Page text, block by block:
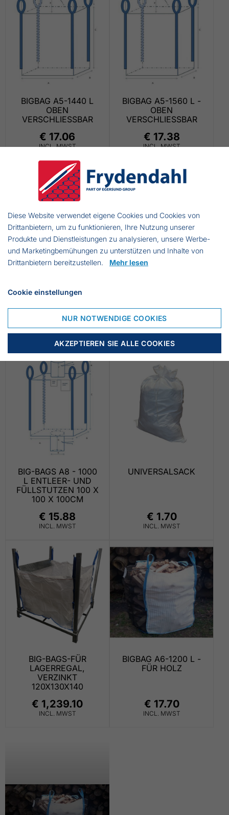
BIGBAG A5-1440 L
OBEN
VERSCHLIESSBAR
€ 17.06
INCL. MWST
BIGBAG A5-1560 L -
OBEN
VERSCHLIESSBAR
€ 17.38
INCL. MWST
ASBEST
MIT INNER- LINER
€ 19.93
INCL. MWST
130 X 120 X 110 CM.
€ 24.90
INCL. MWST
BIG-BAGS A8 - 1000
L ENTLEER- UND
FÜLLSTUTZEN 100 X
100 X 100CM
€ 15.88
INCL. MWST
UNIVERSALSACK
€ 1.70
INCL. MWST
BIG-BAGS-FÜR
LAGERREGAL,
VERZINKT
120X130X140
€ 1,239.10
INCL. MWST
BIGBAG A6-1200 L -
FÜR HOLZ
€ 17.70
INCL. MWST
Diese Website verwendet eigene Cookies und Cookies von
Drittanbietern, um zu funktionieren, Ihre Nutzung unserer
Produkte und Dienstleistungen zu analysieren, unsere Werbe-
und Marketingbemühungen zu unterstützen und Inhalte von
Drittanbietern bereitzustellen. Mehr lesen
Cookie einstellungen
NUR NOTWENDIGE COOKIES
AKZEPTIEREN SIE ALLE COOKIES